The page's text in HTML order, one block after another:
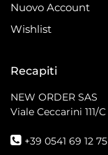
Nuovo Account
Wishlist
Recapiti
NEW ORDER SAS
Viale Ceccarini 111/C
+39 0541 69 12 75